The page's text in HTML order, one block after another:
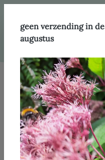
Afbeeldingengalerij
geen verzending in
augustus